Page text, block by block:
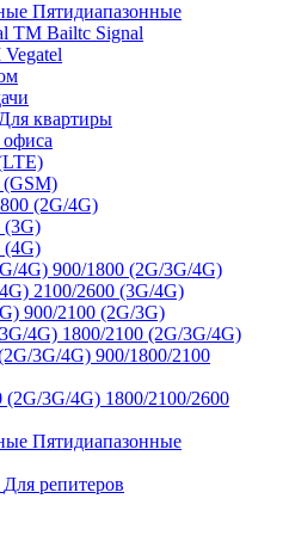
Пятидиапазонные
ТМ Bailtc Signal
Для квартиры
(GSM)
(2G/4G)
(3G)
(4G)
900/1800 (2G/3G/4G)
2100/2600 (3G/4G)
900/2100 (2G/3G)
1800/2100 (2G/3G/4G)
900/1800/2100
1800/2100/2600
Пятидиапазонные
Для репитеров